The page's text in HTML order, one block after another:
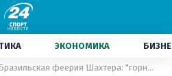
ЭКОНОМИКА
Бразильская феерия Шахтера: "горняки" разгромили Эпицентр в последнем матче 2025 года